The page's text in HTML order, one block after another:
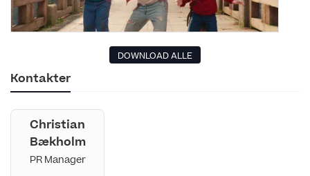
DOWNLOAD ALLE
Kontakter
Christian
Bækholm
PR Manager